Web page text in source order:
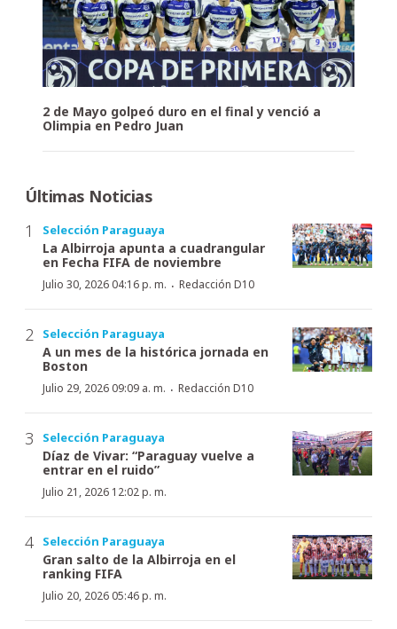
2 de Mayo golpeó duro en el final y venció a
Olimpia en Pedro Juan
Últimas Noticias
Selección Paraguaya
La Albirroja apunta a cuadrangular
en Fecha FIFA de noviembre
Julio 30, 2026 04:16 p. m. · Redacción D10
Selección Paraguaya
A un mes de la histórica jornada en
Boston
Julio 29, 2026 09:09 a. m. · Redacción D10
Selección Paraguaya
Díaz de Vivar: “Paraguay vuelve a
entrar en el ruido”
Julio 21, 2026 12:02 p. m.
Selección Paraguaya
Gran salto de la Albirroja en el
ranking FIFA
Julio 20, 2026 05:46 p. m.